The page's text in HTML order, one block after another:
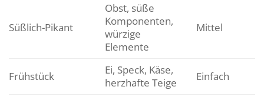
Süßlich-Pikant
Obst, süße
Komponenten,
würzige
Elemente
Mittel
Frühstück
Ei, Speck, Käse,
herzhafte Teige
Einfach